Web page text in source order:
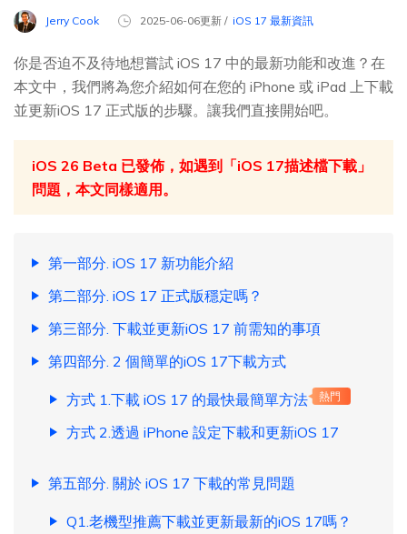
Jerry Cook 2025-06-06更新 / iOS 17 最新資訊
你是否迫不及待地想嘗試 iOS 17 中的最新功能和改進？在
本文中，我們將為您介紹如何在您的 iPhone 或 iPad 上下載
並更新iOS 17 正式版的步驟。讓我們直接開始吧。
iOS 26 Beta 已發佈，如遇到「iOS 17描述檔下載」
問題，本文同樣適用。
第一部分. iOS 17 新功能介紹
第二部分. iOS 17 正式版穩定嗎？
第三部分. 下載並更新iOS 17 前需知的事項
第四部分. 2 個簡單的iOS 17下載方式
方式 1.下載 iOS 17 的最快最簡單方法 熱門
方式 2.透過 iPhone 設定下載和更新iOS 17
第五部分. 關於 iOS 17 下載的常見問題
Q1.老機型推薦下載並更新最新的iOS 17嗎？